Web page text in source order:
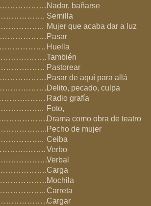
Nadar, bañarse
Semilla
Mujer que acaba dar a luz
Pasar
Huella
También
Pastorear
Pasar de aquí para allá
Delito, pecado, culpa
Radio grafía
Foto,
Drama como obra de teatro
Pecho de mujer
Ceiba
Verbo
Verbal
Carga
Mochila
Carreta
Cargar